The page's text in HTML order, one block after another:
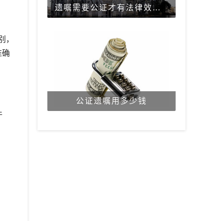
，
确
遗嘱需要公证才有法律效力吗？
公证遗嘱用多少钱